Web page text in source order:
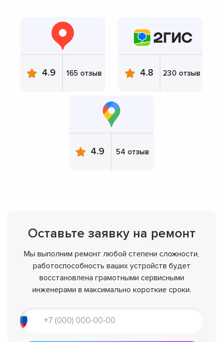
4.9 165 отзыв 4.8 230 отзыв
4.9 54 отзыв
Оставьте заявку на ремонт
Мы выполним ремонт любой степени сложности,
работоспособность ваших устройств будет
восстановлена грамотными сервисными
инженерами в максимально короткие сроки.